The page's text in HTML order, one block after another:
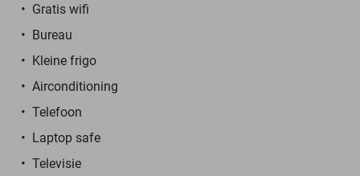
Gratis wifi
Bureau
Kleine frigo
Airconditioning
Telefoon
Laptop safe
Televisie